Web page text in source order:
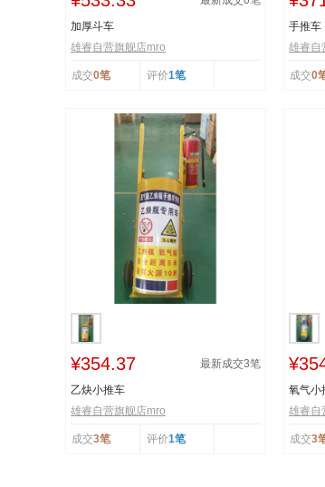
加厚斗车
雄睿自营旗舰店mro
成交0笔 评价1笔
手推车
雄睿自
成交0
¥354.37 最新成交3笔
乙炔小推车
雄睿自营旗舰店mro
成交3笔 评价1笔
氧气小
雄睿自
成交3